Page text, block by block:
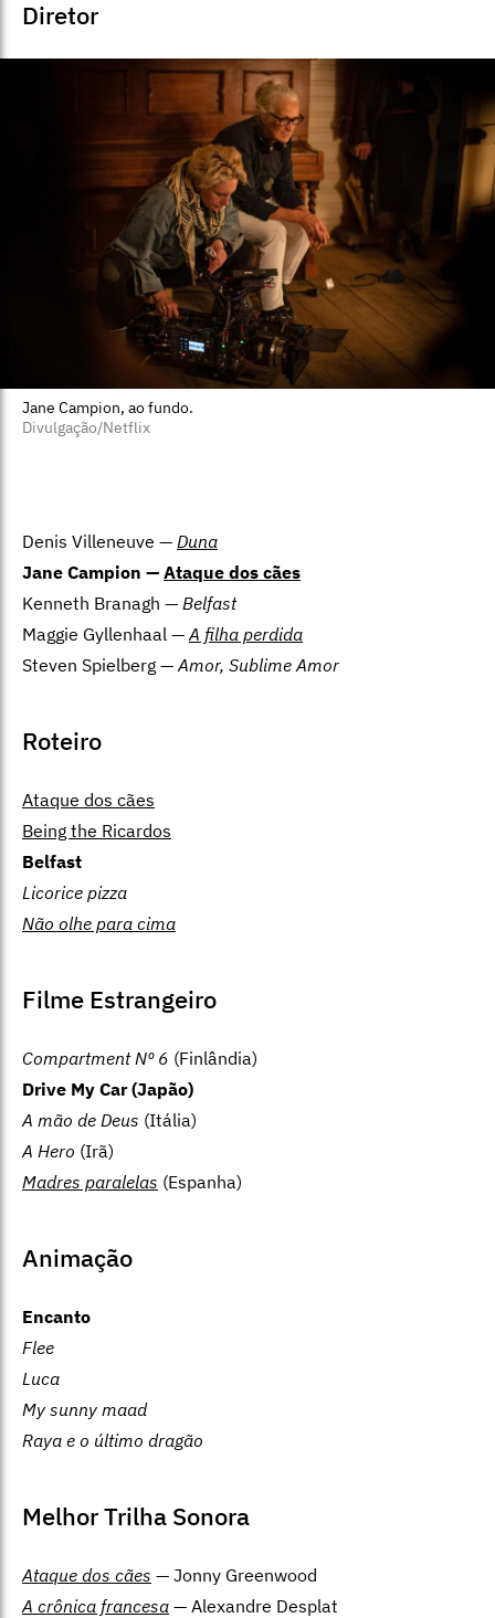
Diretor
Jane Campion, ao fundo.
Divulgação/Netflix
Denis Villeneuve — Duna
Jane Campion — Ataque dos cães
Kenneth Branagh — Belfast
Maggie Gyllenhaal — A filha perdida
Steven Spielberg — Amor, Sublime Amor
Roteiro
Ataque dos cães
Being the Ricardos
Belfast
Licorice pizza
Não olhe para cima
Filme Estrangeiro
Compartment Nº 6 (Finlândia)
Drive My Car (Japão)
A mão de Deus (Itália)
A Hero (Irã)
Madres paralelas (Espanha)
Animação
Encanto
Flee
Luca
My sunny maad
Raya e o último dragão
Melhor Trilha Sonora
Ataque dos cães — Jonny Greenwood
A crônica francesa — Alexandre Desplat